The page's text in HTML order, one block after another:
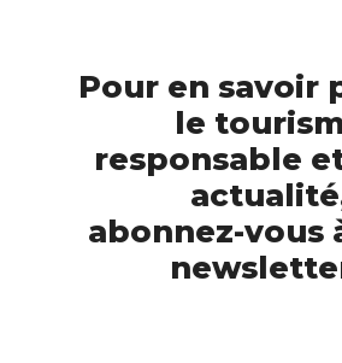
Pour en savoir
le
responsable
abonnez-vous